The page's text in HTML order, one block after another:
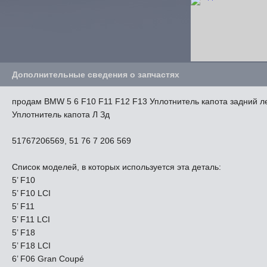
Дополнительные сведения о запчастях
продам BMW 5 6 F10 F11 F12 F13 Уплотнитель капота задний
Уплотнитель капота Л Зд
51767206569, 51 76 7 206 569
Список моделей, в которых используется эта деталь:
5’ F10
5’ F10 LCI
5’ F11
5’ F11 LCI
5’ F18
5’ F18 LCI
6’ F06 Gran Coupé